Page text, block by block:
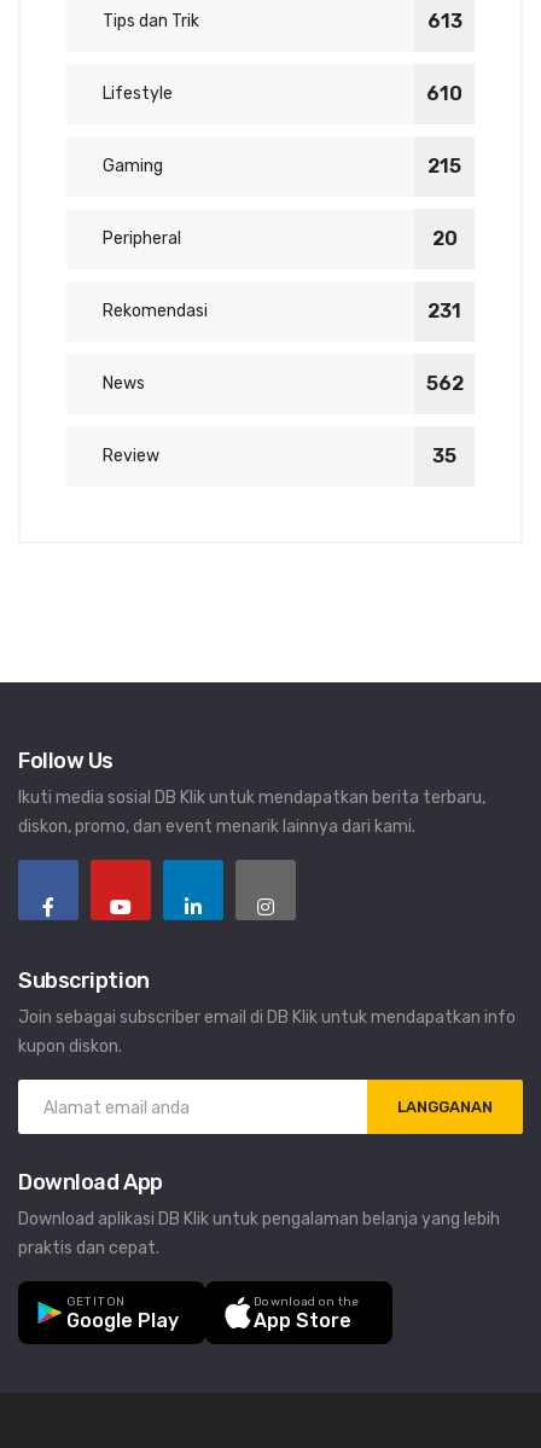
Tips dan Trik 613
Lifestyle 610
Gaming 215
Peripheral 20
Rekomendasi 231
News 562
Review 35
Follow Us
Ikuti media sosial DB Klik untuk mendapatkan berita terbaru,
diskon, promo, dan event menarik lainnya dari kami.
Subscription
Join sebagai subscriber email di DB Klik untuk mendapatkan info
kupon diskon.
LANGGANAN
Download App
Download aplikasi DB Klik untuk pengalaman belanja yang lebih
praktis dan cepat.
GET IT ON
Google Play
Download on the
App Store